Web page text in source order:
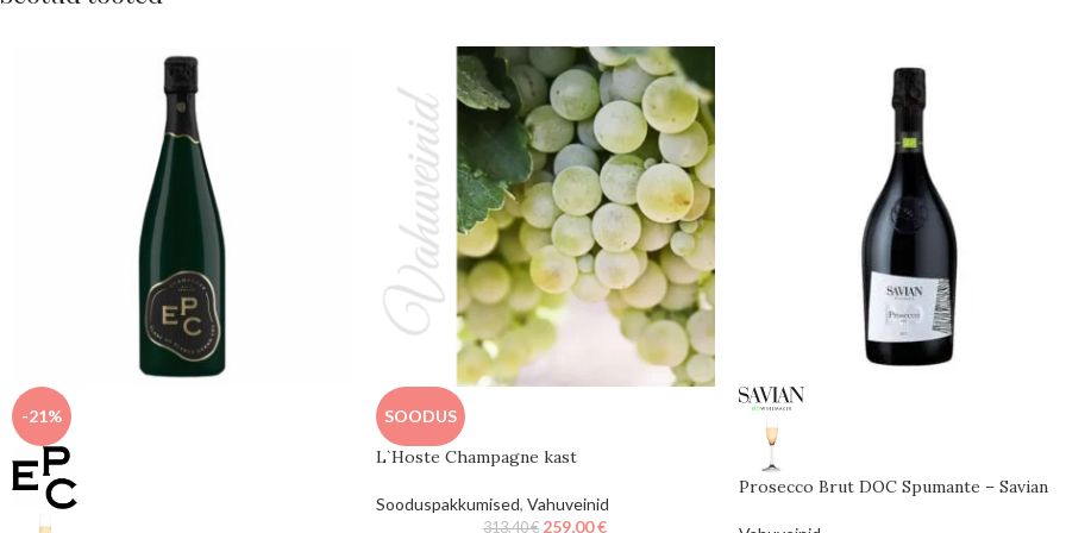
-21% SOODUS
L`Hoste Champagne kast
Sooduspakkumised, Vahuveinid
313,40€ 259,00€
Prosecco Brut DOC Spumante – Savian